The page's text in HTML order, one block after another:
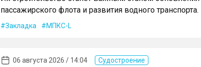
пассажирского флота и развития водного транспорта.
Закладка МПКС-L
06 августа 2026 / 14:04 Судостроение